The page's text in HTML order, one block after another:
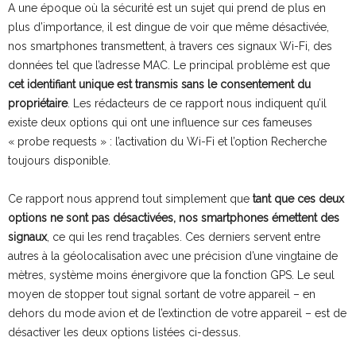
A une époque où la sécurité est un sujet qui prend de plus en
plus d’importance, il est dingue de voir que même désactivée,
nos smartphones transmettent, à travers ces signaux Wi-Fi, des
données tel que l’adresse MAC. Le principal problème est que
cet identifiant unique est transmis sans le consentement du
propriétaire. Les rédacteurs de ce rapport nous indiquent qu’il
existe deux options qui ont une influence sur ces fameuses
« probe requests » : l’activation du Wi-Fi et l’option Recherche
toujours disponible.
Ce rapport nous apprend tout simplement que tant que ces deux
options ne sont pas désactivées, nos smartphones émettent des
signaux, ce qui les rend traçables. Ces derniers servent entre
autres à la géolocalisation avec une précision d’une vingtaine de
mètres, système moins énergivore que la fonction GPS. Le seul
moyen de stopper tout signal sortant de votre appareil – en
dehors du mode avion et de l’extinction de votre appareil – est de
désactiver les deux options listées ci-dessus.